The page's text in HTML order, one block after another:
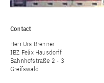
Contact
Herr Urs Brenner
IBZ Felix Hausdorff
Bahnhofstraße 2 - 3
Greifswald